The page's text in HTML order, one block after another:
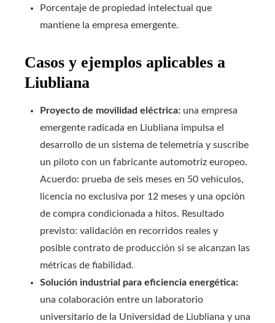
Porcentaje de propiedad intelectual que
mantiene la empresa emergente.
Casos y ejemplos aplicables a
Liubliana
Proyecto de movilidad eléctrica: una empresa
emergente radicada en Liubliana impulsa el
desarrollo de un sistema de telemetría y suscribe
un piloto con un fabricante automotriz europeo.
Acuerdo: prueba de seis meses en 50 vehículos,
licencia no exclusiva por 12 meses y una opción
de compra condicionada a hitos. Resultado
previsto: validación en recorridos reales y
posible contrato de producción si se alcanzan las
métricas de fiabilidad.
Solución industrial para eficiencia energética:
una colaboración entre un laboratorio
universitario de la Universidad de Liubliana y una